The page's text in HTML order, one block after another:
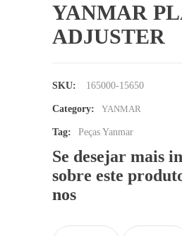
YANMAR
ADJUSTER
SKU: 165000-15650
Category: YANMAR
Tag: Peças Yanmar
Se desejar mais
sobre este
nos